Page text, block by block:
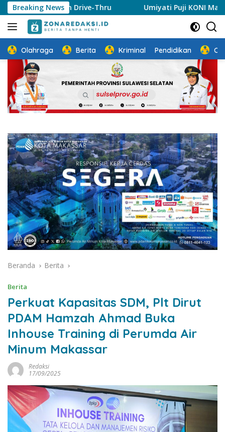
Langsung
ke
konten
Breaking News
Drive-Thru Umiyati Puji KONI Makassar Pastikan
Olahraga Berita Kriminal Pendidikan
Beranda Berita
Berita
Perkuat Kapasitas SDM, Plt Dirut
PDAM Hamzah Ahmad Buka
Inhouse Training di Perumda Air
Minum Makassar
Redaksi
17/09/2025